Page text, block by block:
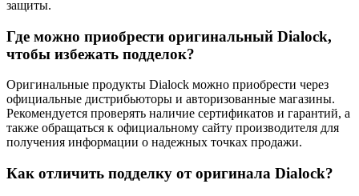
защиты.
Где можно приобрести оригинальный Dialock,
чтобы избежать подделок?
Оригинальные продукты Dialock можно приобрести через
официальные дистрибьюторы и авторизованные магазины.
Рекомендуется проверять наличие сертификатов и гарантий, а
также обращаться к официальному сайту производителя для
получения информации о надежных точках продажи.
Как отличить подделку от оригинала Dialock?